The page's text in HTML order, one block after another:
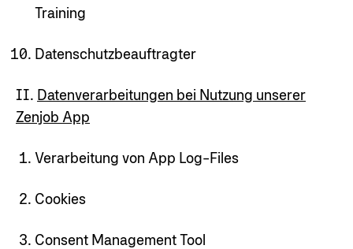
Training
Datenschutzbeauftragter
II. Datenverarbeitungen bei Nutzung unserer
Zenjob App
Verarbeitung von App Log-Files
Cookies
Consent Management Tool